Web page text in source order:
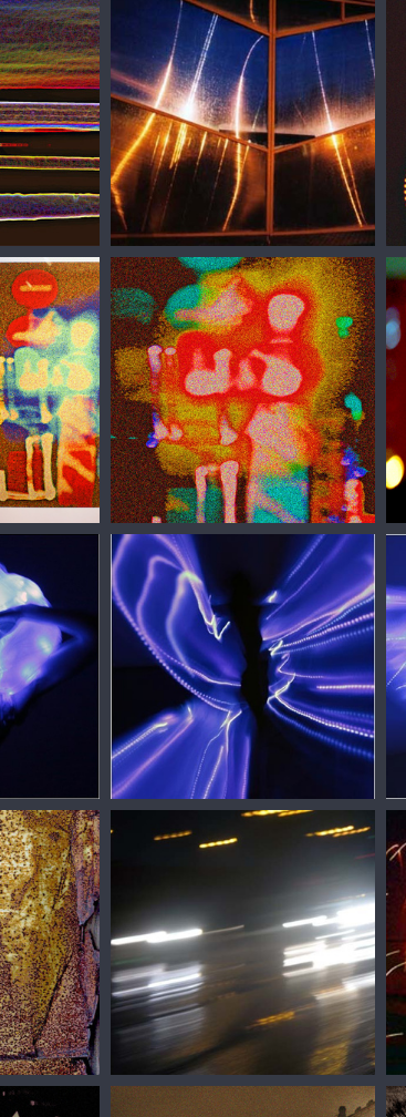
Сергей Зизюлин
Сергей Зизюлин
Сергей Зизюлин. Архимандрит